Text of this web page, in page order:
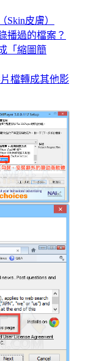
Skin皮膚）
播過的檔案？
「縮圖簡
檔轉成其他影